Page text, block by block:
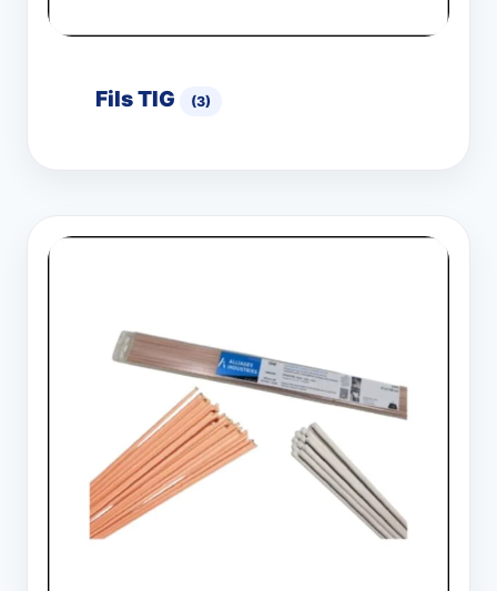
Fils TIG (3)